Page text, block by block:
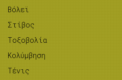
Βόλεϊ
Στίβος
Tοξοβολία
Κολύμβηση
Τένις